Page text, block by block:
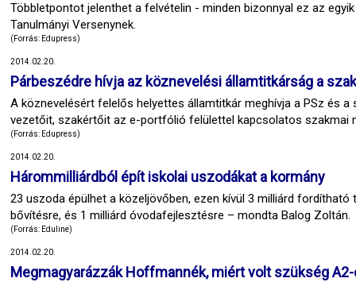
Többletpontot jelenthet a felvételin - minden bizonnyal ez az
Tanulmányi Versenynek.
(Forrás: Edupress)
2014.02.20.
Párbeszédre hívja az köznevelési államtitkárság a
A köznevelésért felelős helyettes államtitkár meghívja a PSz és
vezetőit, szakértőit az e-portfólió felülettel kapcsolatos szakmai
(Forrás: Edupress)
2014.02.20.
Hárommilliárdból épít iskolai uszodákat a kormány
23 uszoda épülhet a közeljövőben, ezen kívül 3 milliárd
bővítésre, és 1 milliárd óvodafejlesztésre – mondta Balog Zoltán.
(Forrás: Eduline)
2014.02.20.
Megmagyarázzák Hoffmannék, miért volt szükség